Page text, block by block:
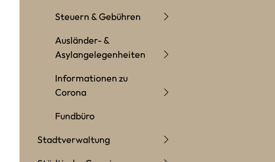
Steuern & Gebühren
Ausländer- &
Asylangelegenheiten
Informationen zu
Corona
Fundbüro
Stadtverwaltung